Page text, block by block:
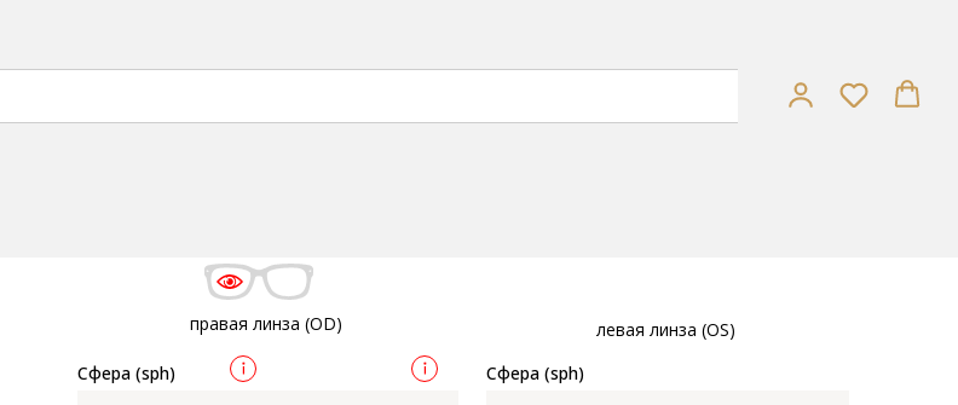
70% - 0% brown/grey
Сфера (sph)
правая линза (OD)
левая линза (OS)
Сфера (sph)